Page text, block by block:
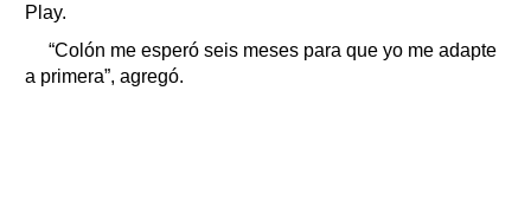
Play.
“Colón me esperó seis meses para que yo me adapte
a primera”, agregó.